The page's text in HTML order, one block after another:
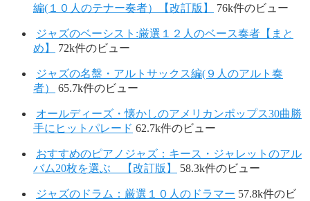
編(１０人のテナー奏者）【改訂版】
76k件のビュー
ジャズのベーシスト:厳選１２人のベース奏者【まと
め】
72k件のビュー
ジャズの名盤・アルトサックス編(９人のアルト奏
者）
65.7k件のビュー
オールディーズ・懐かしのアメリカンポップス30曲勝
手にヒットパレード 62.7k件のビュー
おすすめのピアノジャズ：キース・ジャレットのアル
バム20枚を選ぶ 【改訂版】
58.3k件のビュー
ジャズのドラム：厳選１０人のドラマー 57.8k件のビ